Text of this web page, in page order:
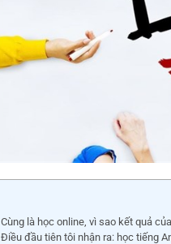
Cùng là học online, vì sao kết quả
Điều đầu tiên tôi nhận ra: học tiếng